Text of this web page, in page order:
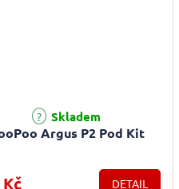
Argus P2 Pod Kit
hodnocení produktu je 5,0 z 5
Skladem
DETAIL